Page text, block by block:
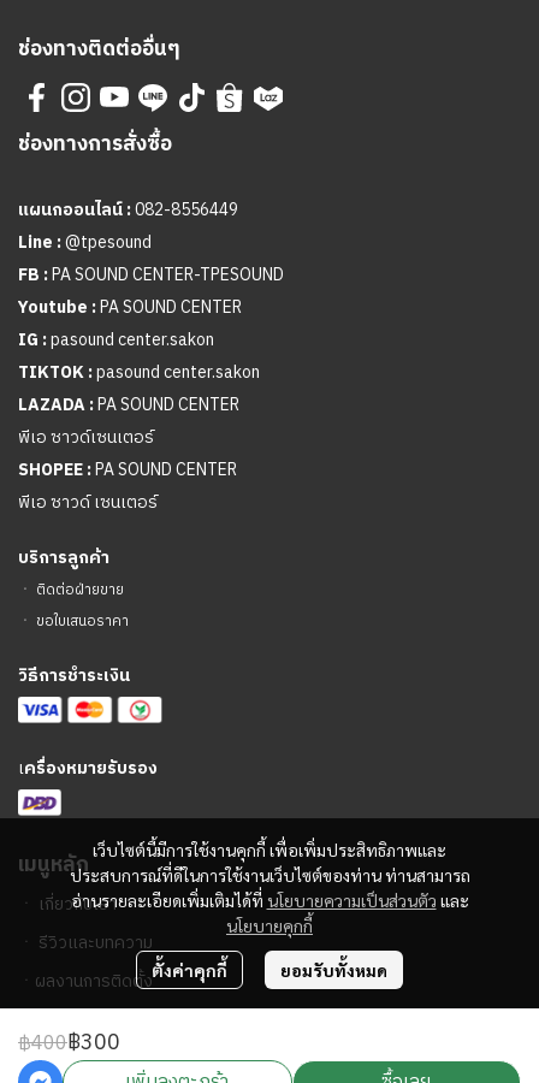
฿400฿300
เว็บไซต์นี้มีการใช้งานคุกกี้ เพื่อเพิ่มประสิทธิภาพและ
ประสบการณ์ที่ดีในการใช้งานเว็บไซต์ของท่าน ท่านสามารถ
อ่านรายละเอียดเพิ่มเติมได้ที่ นโยบายความเป็นส่วนตัว และ
นโยบายคุกกี้
ตั้งค่าคุกกี้ ยอมรับทั้งหมด
ช่องทางติดต่ออื่นๆ
ช่องทางการสั่งซื้อ
แผนกออนไลน์ :082-8556449
Line :@tpesound
FB :PA SOUND CENTER-TPESOUND
Youtube :PA SOUND CENTER
IG :pasound center.sakon
TIKTOK :pasound center.sakon
LAZADA :PA SOUND CENTER
พีเอ ซาวด์เซนเตอร์
SHOPEE :PA SOUND CENTER
พีเอ ซาวด์ เซนเตอร์
บริการลูกค้า
ㆍ ติดต่อฝ่ายขาย
ㆍ ขอใบเสนอราคา
วิธีการชำระเงิน
เครื่องหมายรับรอง
เมนูหลัก
ㆍ เกี่ยวกับเรา
ㆍ รีวิวและบทความ
ㆍ ผลงานการติดตั้ง
2023 © PA Sound Center